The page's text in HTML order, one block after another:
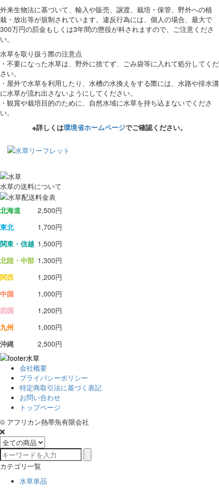
外来生物法に基づいて、輸入や販売、譲渡、栽培・保管、野外への植
栽・放出等が規制されています。違反行為には、個人の場合、最大で
300万円の罰金もしくは3年間の懲役が科されますので、ご注意くださ
い。
水草を取り扱う際の注意点
・不要になった水草は、野外に捨てず、ごみ袋等に入れて処分してくだ
さい。
・屋外で水草を利用したり、水槽の水換えをする際には、水路や排水溝
に水草が流れ出さないようにしてください。
・観賞や栽培目的のために、自然水域に水草を持ち込まないでくださ
い。
※詳しくは環境省ホームページでご確認ください。
水草の送料について
北海道
2,500円
東北
1,700円
関東・信越 1,500円
北陸・中部 1,300円
関西
1,200円
中国
1,000円
四国
1,200円
九州
1,000円
沖縄
2,500円
会社概要
プライバシーポリシー
特定商取引法に基づく表記
お問い合わせ
トップページ
© アフリカン熱帯魚有限会社
カテゴリ一覧
水草単品